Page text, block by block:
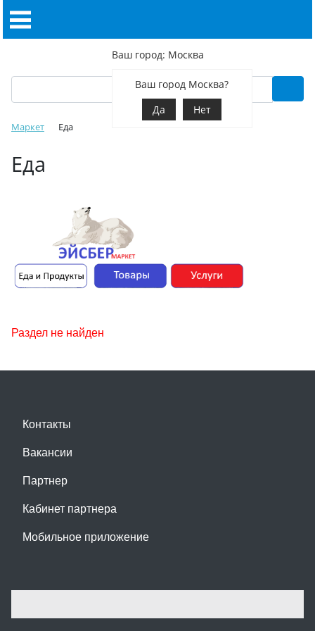
Ваш город: Москва
Ваш город Москва?
Да
Нет
Маркет Еда
Еда
Раздел не найден
Контакты
Вакансии
Партнер
Кабинет партнера
Мобильное приложение